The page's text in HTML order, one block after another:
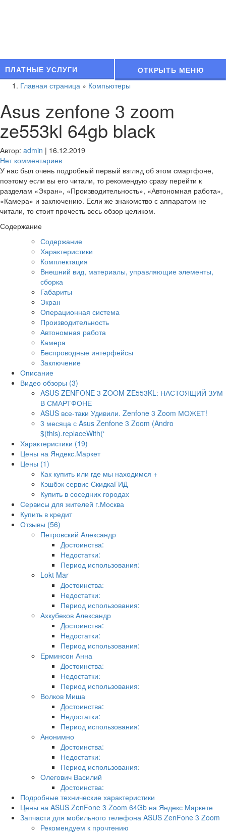
ОТКРЫТЬ МЕНЮ
ПЛАТНЫЕ УСЛУГИ
Главная страница » Компьютеры
Asus zenfone 3 zoom
ze553kl 64gb black
Автор: admin | 16.12.2019
Нет комментариев
У нас был очень подробный первый взгляд об этом смартфоне,
поэтому если вы его читали, то рекомендую сразу перейти к
разделам «Экран», «Производительность», «Автономная работа»,
«Камера» и заключению. Если же знакомство с аппаратом не
читали, то стоит прочесть весь обзор целиком.
Содержание
Содержание
Характеристики
Комплектация
Внешний вид, материалы, управляющие элементы,
сборка
Габариты
Экран
Операционная система
Производительность
Автономная работа
Камера
Беспроводные интерфейсы
Заключение
Описание
Видео обзоры (3)
ASUS ZENFONE 3 ZOOM ZE553KL: НАСТОЯЩИЙ ЗУМ
В СМАРТФОНЕ
ASUS все-таки Удивили. Zenfone 3 Zoom МОЖЕТ!
3 месяца с Asus Zenfone 3 Zoom (Andro
$(this).replaceWith(‘
Характеристики (19)
Цены на Яндекс.Маркет
Цены (1)
Как купить или где мы находимся +
Кэшбэк сервис СкидкаГИД
Купить в соседних городах
Сервисы для жителей г.Москва
Купить в кредит
Отзывы (56)
Петровский Александр
Достоинства:
Недостатки:
Период использования:
Lokt Mar
Достоинства:
Недостатки:
Период использования:
Ахкубеков Александр
Достоинства:
Недостатки:
Период использования:
Ерминсон Анна
Достоинства:
Недостатки:
Период использования:
Волков Миша
Достоинства:
Недостатки:
Период использования:
Анонимно
Достоинства:
Недостатки:
Период использования:
Олегович Василий
Достоинства:
Подробные технические характеристики
Цены на ASUS ZenFone 3 Zoom 64Gb на Яндекс Маркете
Запчасти для мобильного телефона ASUS ZenFone 3 Zoom
Рекомендуем к прочтению